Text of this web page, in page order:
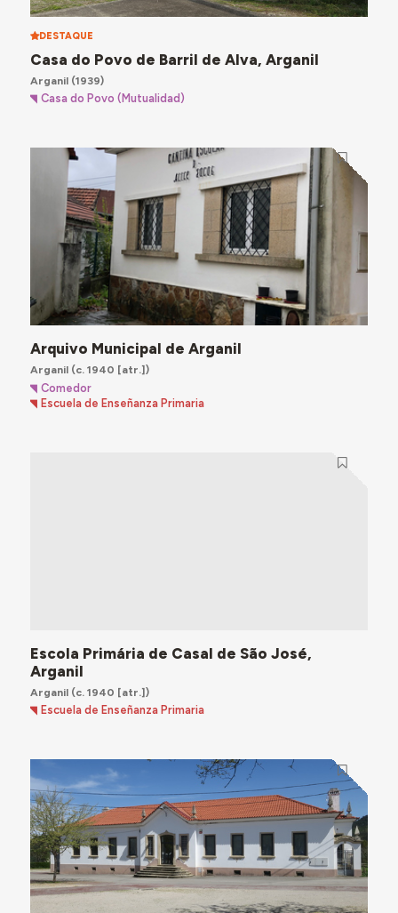
DESTAQUE
Casa do Povo de Barril de Alva, Arganil
Arganil(1939)
Casa do Povo (Mutualidad)
Arquivo Municipal de Arganil
Arganil(c. 1940 [atr.])
Comedor
Escuela de Enseñanza Primaria
Escola Primária de Casal de São José,
Arganil
Arganil(c. 1940 [atr.])
Escuela de Enseñanza Primaria